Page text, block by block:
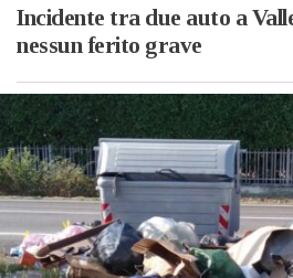
Incidente tra due auto a
nessun ferito grave